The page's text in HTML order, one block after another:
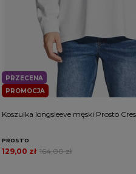
PROMOCJA
PRZECENA
Koszulka longsleeve męski Prosto
PROSTO
164,00 zł
129,00 zł